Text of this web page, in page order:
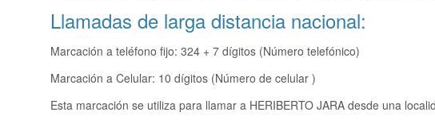
Llamadas de larga distancia nacional:
Marcación a teléfono fijo: 324 + 7 dígitos (Número telefónico)
Marcación a Celular: 10 dígitos (Número de celular )
Esta marcación se utiliza para llamar a HERIBERTO JARA desde una